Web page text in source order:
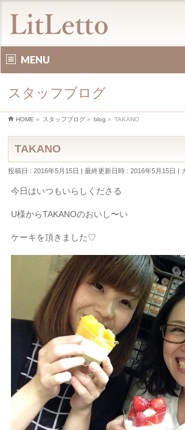
MENU
スタッフブログ
HOME » スタッフブログ » blog » TAKANO
TAKANO
投稿日 : 2016年5月15日 最終更新日時 : 2016年5月15日
今日はいつもいらしくださる
U様からTAKANOのおいし〜い
ケーキを頂きました♡